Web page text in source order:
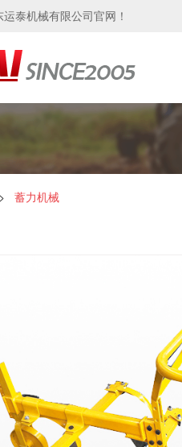
泰机械有限公司官网！
蓄力机械